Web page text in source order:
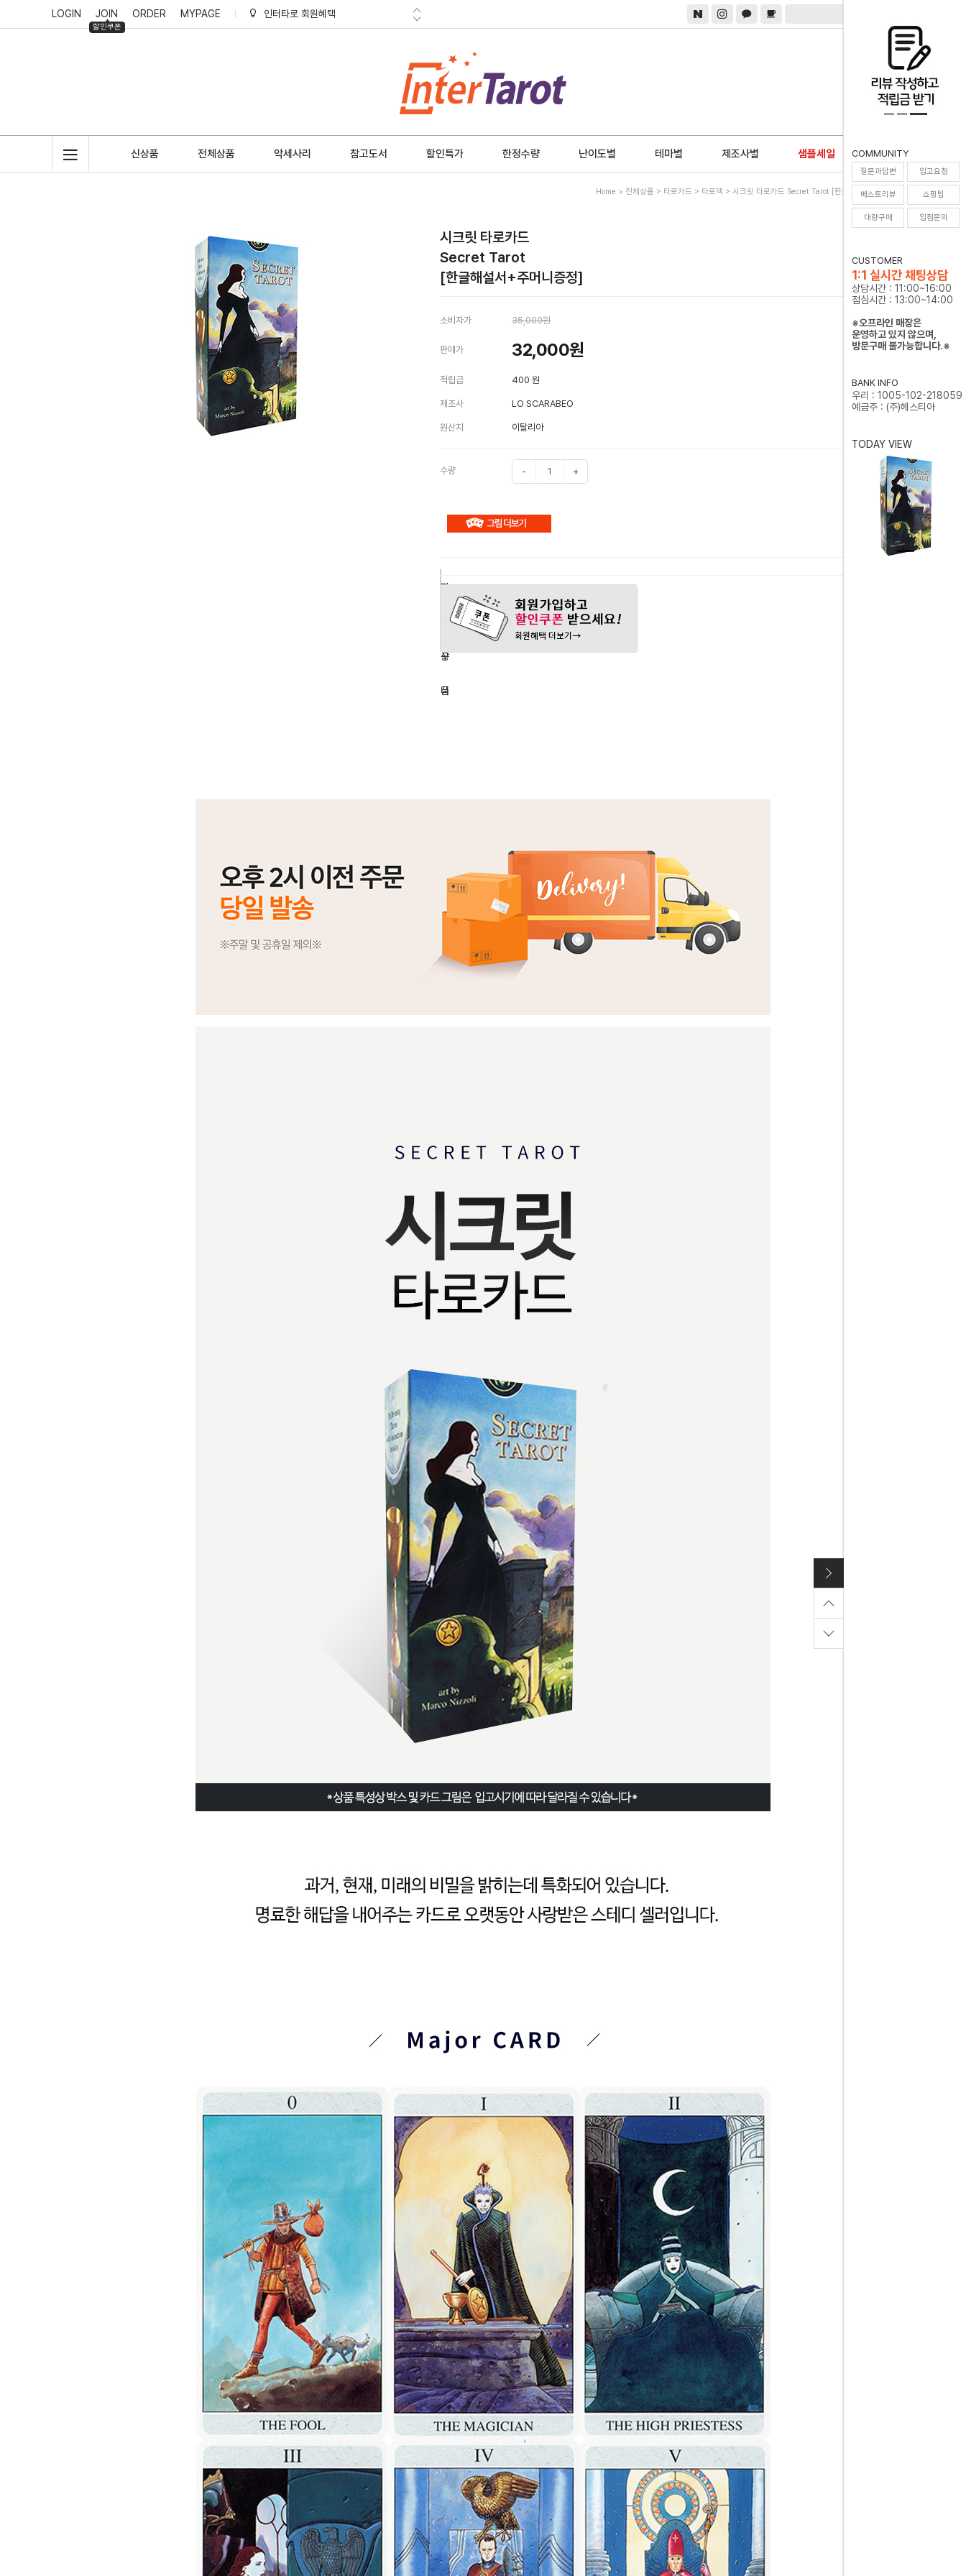
LOGIN JOIN
할인쿠폰
ORDER MYPAGE
인터타로 회원혜택
신상품 전체상품 악세사리 참고도서 할인특가 한정수량 난이도별 테마별 제조사별 샘플세일 0
COMMUNITY
질문과답변 입고요청
베스트리뷰 쇼핑팁
대량구매 입점문의
CUSTOMER
1:1 실시간 채팅상담
상담시간 : 11:00~16:00
점심시간 : 13:00~14:00
※오프라인 매장은
운영하고 있지 않으며,
방문구매 불가능합니다.※
BANK INFO
우리 : 1005-102-218059
예금주 : (주)헤스티아
TODAY VIEW
Home > 전체상품 > 타로카드 > 타로덱 > 시크릿 타로카드 Secret Tarot [한글해설서+주머니증정]
시크릿 타로카드
Secret Tarot
[한글해설서+주머니증정]
소비자가 35,000원
판매가 32,000원
적립금 400 원
제조사 LO SCARABEO
원산지 이탈리아
수량 - +
구
하
기
장
구
니
관
상
품